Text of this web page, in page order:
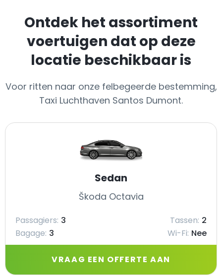
Ontdek het assortiment
voertuigen dat op deze
locatie beschikbaar is
Voor ritten naar onze felbegeerde bestemming,
Taxi Luchthaven Santos Dumont.
Sedan
Škoda Octavia
Passagiers: 3 Tassen: 2
Bagage: 3 Wi-Fi: Nee
VRAAG EEN OFFERTE AAN